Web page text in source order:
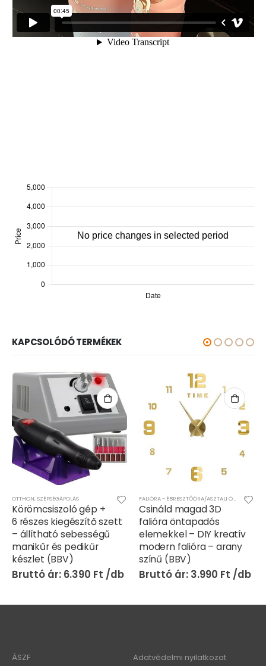
KAPCSOLÓDÓ TERMÉKEK
OTTHON,SZÉPSÉGÁPOLÁS
Körömcsiszoló gép +
6 részes kiegészítő szett
– állítható sebességű
manikűr és pedikűr
készlet (BBV)
6.390 Ft
FALIÓRA - ÉBRESZTŐÓRA/ASZTALI ÓRA OTTHON
Csináld magad 3D
falióra öntapadós
elemekkel – DIY kreatív
modern falióra – arany
színű (BBV)
3.990 Ft
ÁSZF
Adatvédelmi nyilatkozat